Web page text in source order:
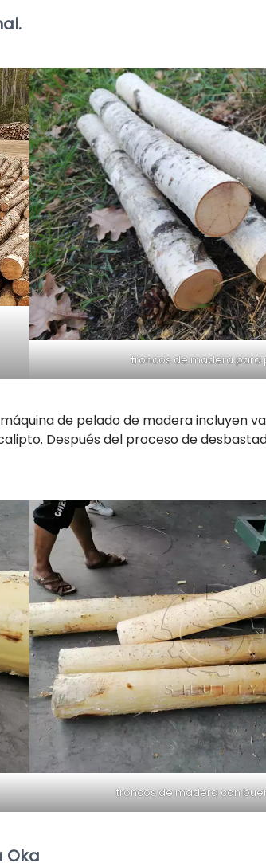
troncos de madera para
de pelado de madera incluyen
Después del proceso de
troncos de madera con
Oka